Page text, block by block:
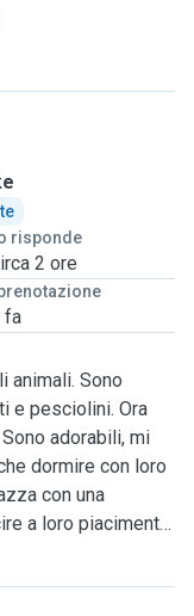
risponde
2 ore
fa
animali. Sono
e pesciolini. Ora
Sono adorabili, mi
dormire con loro
con una
a loro piacimento.
che stiano
fare le fusa!
gatti (non cani,